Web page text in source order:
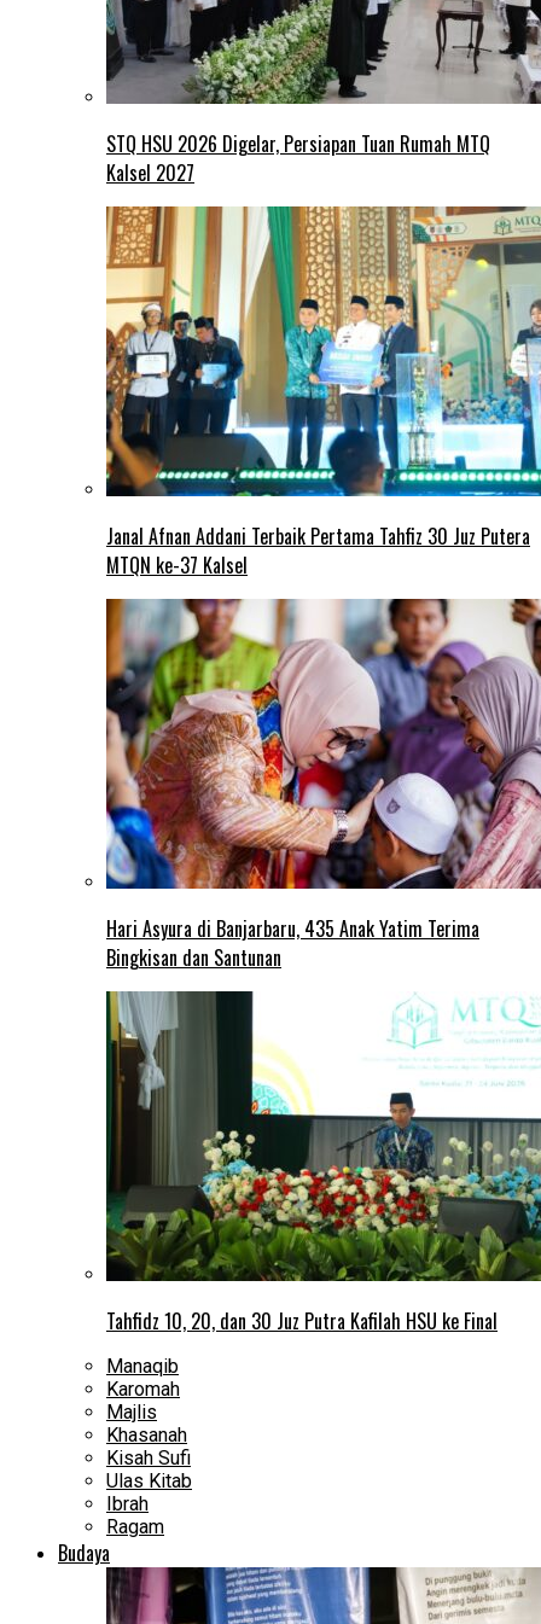
STQ HSU 2026 Digelar, Persiapan Tuan Rumah MTQ
Kalsel 2027
Janal Afnan Addani Terbaik Pertama Tahfiz 30 Juz Putera
MTQN ke-37 Kalsel
Hari Asyura di Banjarbaru, 435 Anak Yatim Terima
Bingkisan dan Santunan
Tahfidz 10, 20, dan 30 Juz Putra Kafilah HSU ke Final
Manaqib
Karomah
Majlis
Khasanah
Kisah Sufi
Ulas Kitab
Ibrah
Ragam
Budaya